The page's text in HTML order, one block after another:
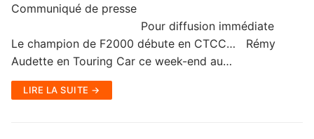
Communiqué de presse
Pour diffusion immédiate
Le champion de F2000 débute en CTCC… Rémy
Audette en Touring Car ce week-end au…
LIRE LA SUITE →